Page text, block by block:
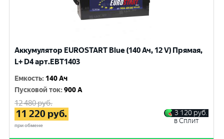
Аккумулятор EUROSTART Blue (140 Ач, 12 V) Прямая,
L+ D4 арт.EBT1403
Емкость: 140 Ач
Пусковой ток:900 A
12 480руб.
11 220 руб.
при обмене
3 120 руб.
в Сплит